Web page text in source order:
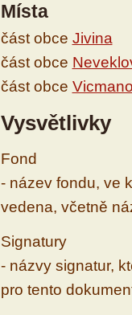
Místa
část obce Jivina
část obce
část obce
Vysvětlivky
Fond
- název fondu, ve
vedena, včetně
Signatury
- názvy signatur,
pro tento